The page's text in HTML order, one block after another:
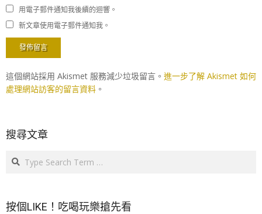
用電子郵件通知我後續的迴響。
新文章使用電子郵件通知我。
這個網站採用 Akismet 服務減少垃圾留言。 進一步了解 Akismet 如何
處理網站訪客的留言資料 。
搜尋文章
Search
按個LIKE！吃喝玩樂搶先看